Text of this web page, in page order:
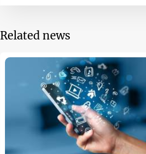
Related news